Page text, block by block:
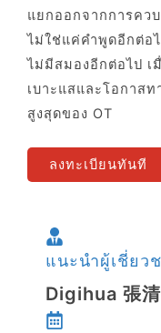
แยกออกจากการคว
ไม่ใช่แค่คำพูดอีกต่อ
ไม่มีสมองอีกต่อไป เ
เบาะแสและโอกาส
สูงสุดของ OT
ลงทะเบียนทันที
แนะนำผู้เชี่ยว
Digihua 張